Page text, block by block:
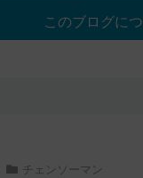
このブログに
チェンソーマン